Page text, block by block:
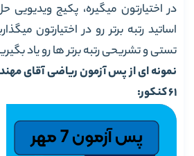
در اختیارتون میگیره، پکیج
اساتید رتبه برتر رو در اختیارتون
تستی و تشریحی رتبه برتر ها رو یاد
نمونه ای از پس آزمون ریاضی آقای
61 کنکور: